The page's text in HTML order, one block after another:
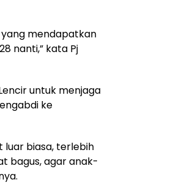
yang mendapatkan
nanti,” kata Pj
untuk menjaga
ke
luar biasa, terlebih
bagus, agar anak-